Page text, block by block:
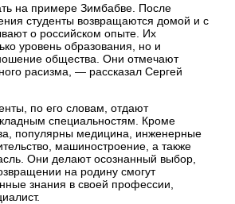
на примере Зимбабве. После
студенты возвращаются домой и с
о российском опыте. Их
уровень образования, но и
общества. Они отмечают
расизма, — рассказал Сергей
по его словам, отдают
специальностям. Кроме
популярны медицина, инженерные
машиностроение, а также
Они делают осознанный выбор,
на родину смогут
знания в своей профессии,